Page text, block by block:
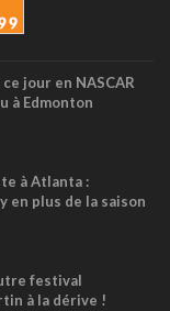
jour en NASCAR
à Edmonton
à Atlanta :
en plus de la saison
festival
à la dérive !